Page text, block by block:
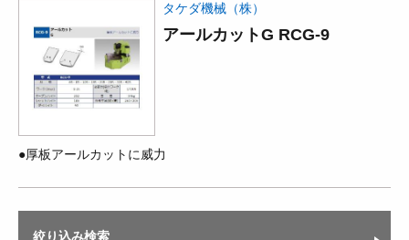
タケダ機械（株）
アールカットG RCG-9
●厚板アールカットに威力
絞り込み検索